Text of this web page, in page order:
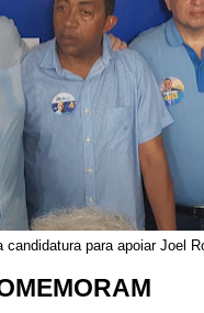
candidatura para apoiar Joel